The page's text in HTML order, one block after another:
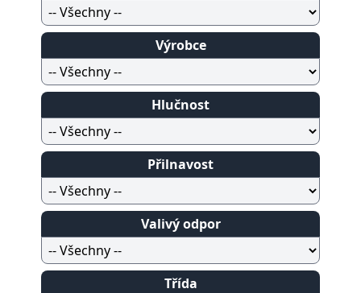
Výrobce
Hlučnost
Přilnavost
Valivý odpor
Třída